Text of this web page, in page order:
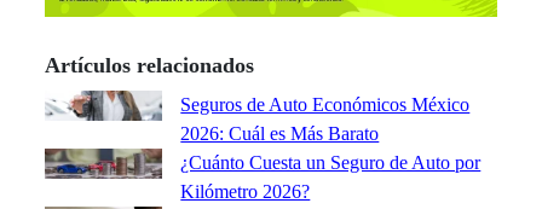
Artículos relacionados
Seguros de Auto Económicos México
2026: Cuál es Más Barato
¿Cuánto Cuesta un Seguro de Auto por
Kilómetro 2026?